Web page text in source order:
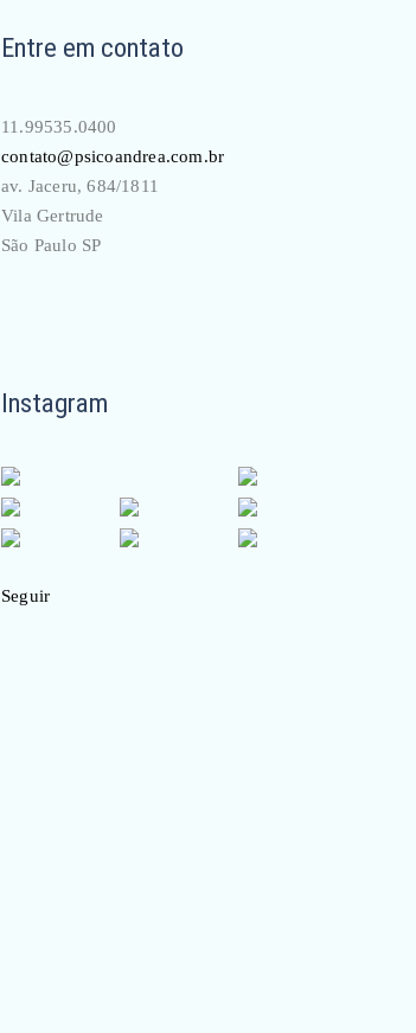
Entre em contato
11.99535.0400
contato@psicoandrea.com.br
av. Jaceru, 684/1811
Vila Gertrude
São Paulo SP
Instagram
Seguir